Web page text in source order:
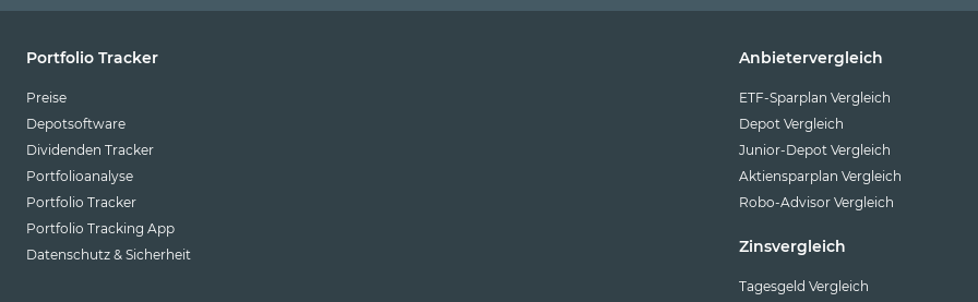
Portfolio Tracker
Preise
Depotsoftware
Dividenden Tracker
Portfolioanalyse
Portfolio Tracker
Portfolio Tracking App
Datenschutz & Sicherheit
Anbietervergleich
ETF-Sparplan Vergleich
Depot Vergleich
Junior-Depot Vergleich
Aktiensparplan Vergleich
Robo-Advisor Vergleich
Zinsvergleich
Tagesgeld Vergleich